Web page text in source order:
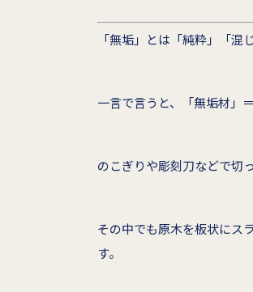
「無垢」とは「純粋」「混
一言で言うと、「無垢材」
のこぎりや彫刻刀などで切
その中でも原木を板状にス
す。